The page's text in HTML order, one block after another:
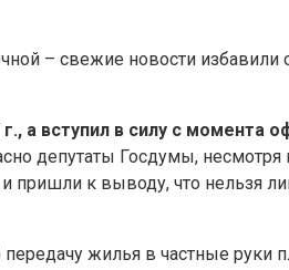
– свежие новости
а вступил в силу с момента
депутаты Госдумы,
пришли к выводу, что нельзя
жилья в частные руки